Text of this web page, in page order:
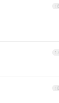
16
17
18